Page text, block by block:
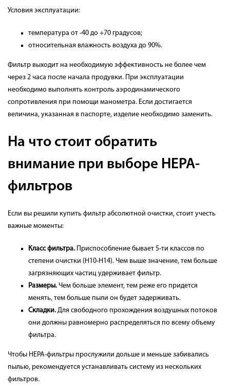
Условия эксплуатации:
температура от -40 до +70 градусов;
относительная влажность воздуха до 90%.
Фильтр выходит на необходимую эффективность не более чем
через 2 часа после начала продувки. При эксплуатации
необходимо выполнять контроль аэродинамического
сопротивления при помощи манометра. Если достигается
величина, указанная в паспорте, изделие необходимо заменить.
На что стоит обратить
внимание при выборе HEPA-
фильтров
Если вы решили купить фильтр абсолютной очистки, стоит учесть
важные моменты:
Класс фильтра. Приспособление бывает 5-ти классов по
степени очистки (Н10-Н14). Чем выше значение, тем больше
загрязняющих частиц удерживает фильтр.
Размеры. Чем больше элемент, тем реже его придется
менять, тем больше пыли он будет задерживать.
Складки. Для свободного прохождения воздушных потоков
они должны равномерно распределяться по всему объему
фильтра.
Чтобы HEPA-фильтры прослужили дольше и меньше забивались
пылью, рекомендуется устанавливать систему из нескольких
фильтров.